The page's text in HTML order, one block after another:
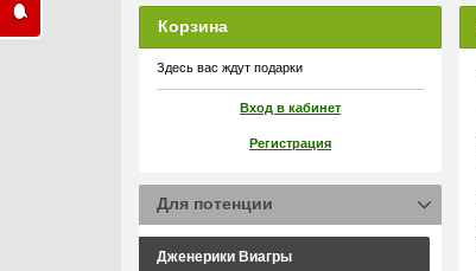
Корзина
Здесь вас ждут подарки
Вход в кабинет
Регистрация
Для потенции
Дженерики Виагры